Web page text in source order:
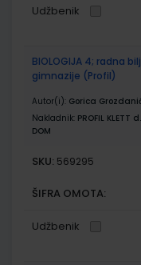
Udžbenik
BIOLOGIJA 4; radna
gimnazije (Profil)
Autor(i): Gorica
Nakladnik: PROFIL KLETT
DOM
SKU: 569295
ŠIFRA OMOTA:
Udžbenik